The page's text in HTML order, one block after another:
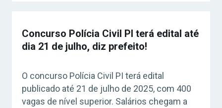
Concurso Polícia Civil PI terá edital até
dia 21 de julho, diz prefeito!
O concurso Polícia Civil PI terá edital
publicado até 21 de julho de 2025, com 400
vagas de nível superior. Salários chegam a